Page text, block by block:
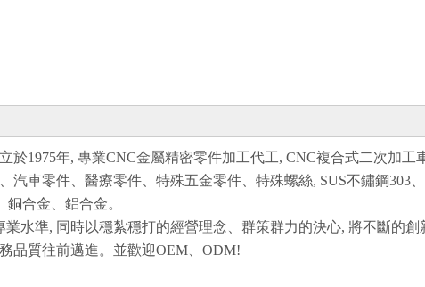
於1975年, 專業CNC金屬精密零件加工代工, CNC複合式二次加工
汽車零件、醫療零件、特殊五金零件、特殊螺絲, SUS不鏽鋼303、
銅合金、鋁合金。
水準, 同時以穩紮穩打的經營理念、群策群力的決心, 將不斷的創
品質往前邁進。並歡迎OEM、ODM!